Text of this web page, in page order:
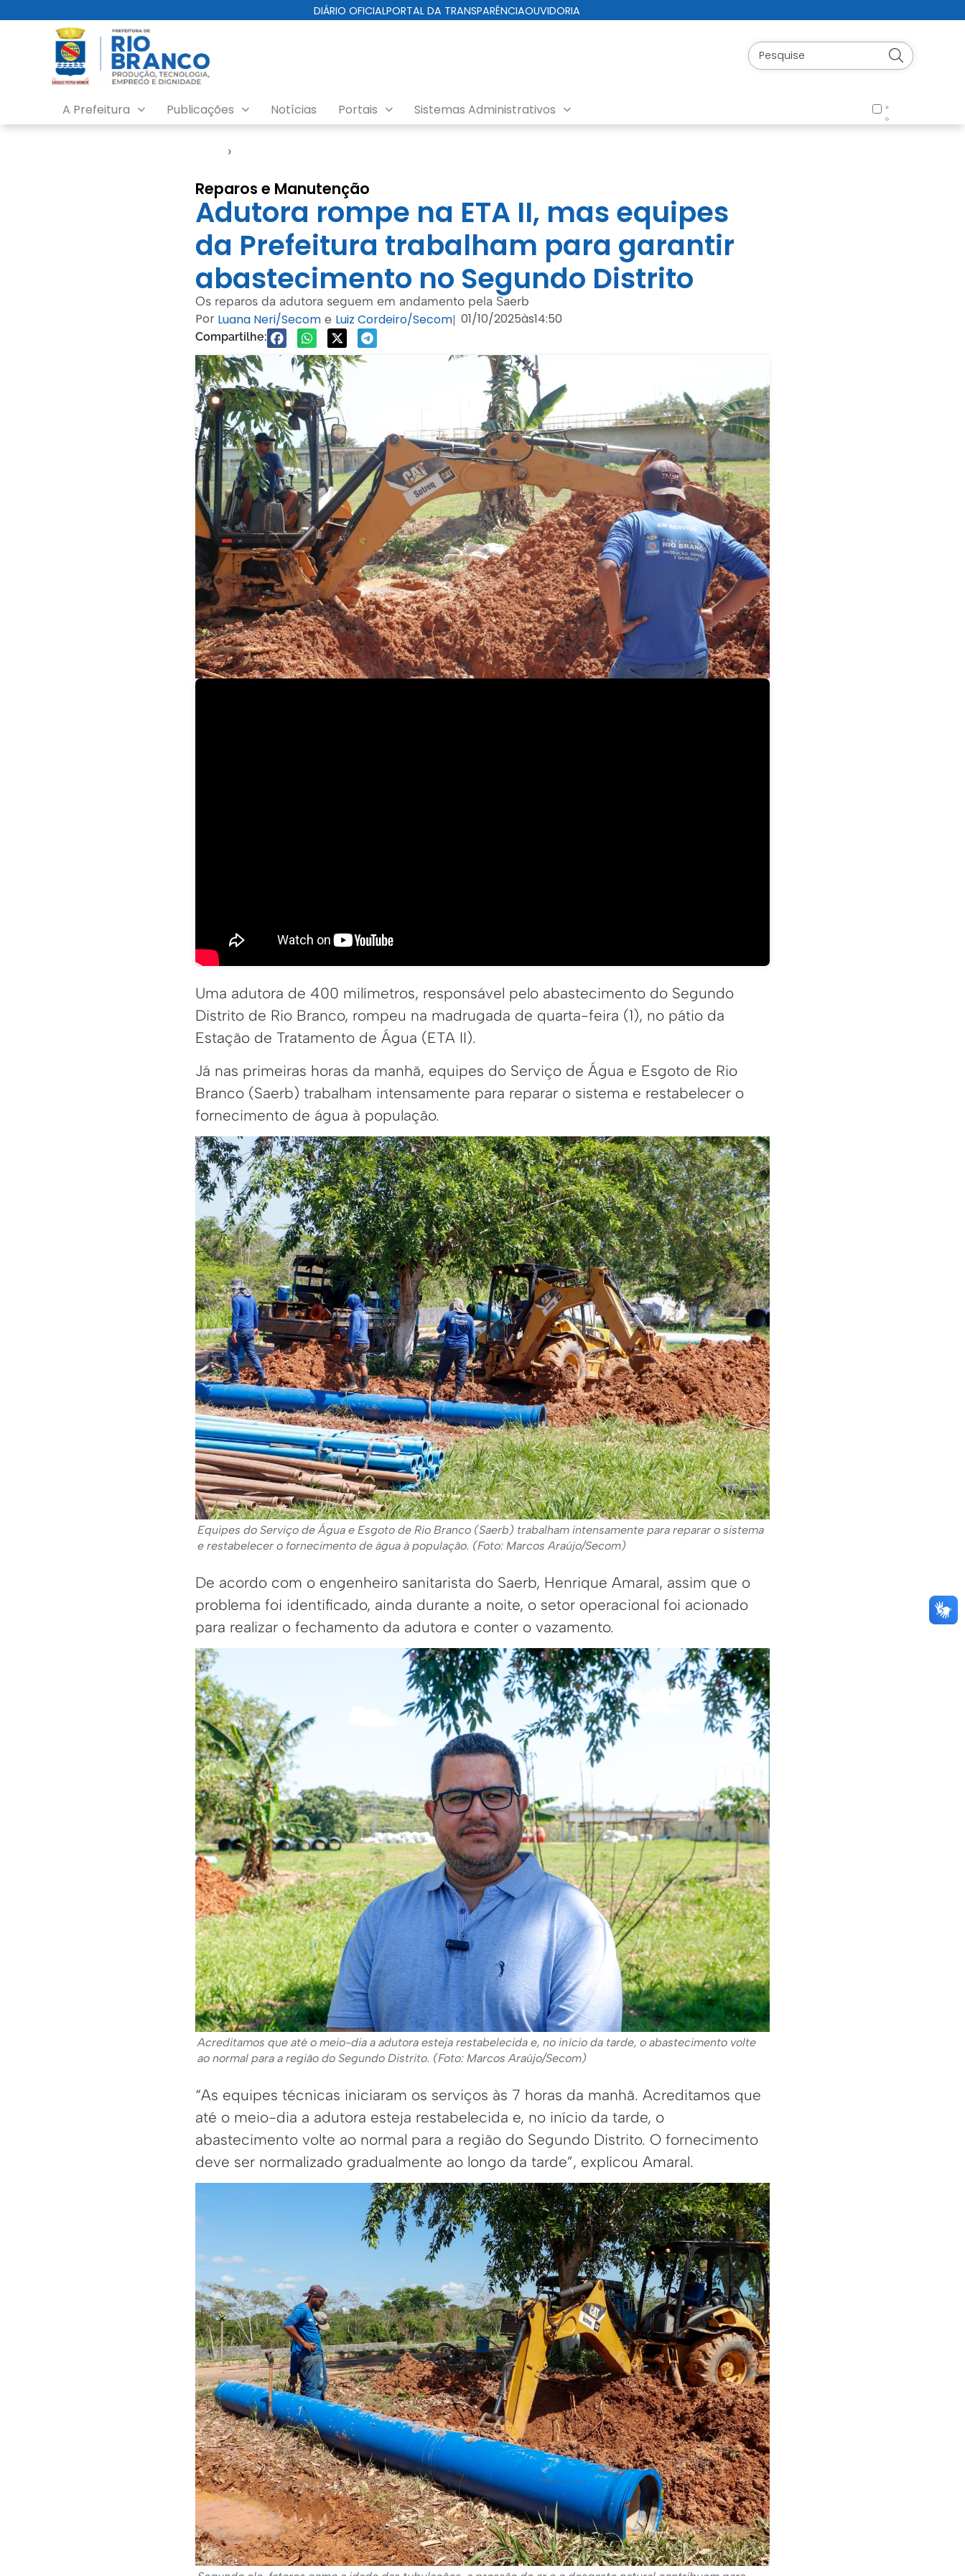
DIÁRIO OFICIALPORTAL DA TRANSPARÊNCIAOUVIDORIA
A Prefeitura Publicações Notícias Portais Sistemas Administrativos
›
Reparos e Manutenção
Adutora rompe na ETA II, mas equipes
da Prefeitura trabalham para garantir
abastecimento no Segundo Distrito
Os reparos da adutora seguem em andamento pela Saerb
Por Luana Neri/Secom e Luiz Cordeiro/Secom| 01/10/2025às14:50
Compartilhe:
Uma adutora de 400 milímetros, responsável pelo abastecimento do Segundo
Distrito de Rio Branco, rompeu na madrugada de quarta-feira (1), no pátio da
Estação de Tratamento de Água (ETA II).
Já nas primeiras horas da manhã, equipes do Serviço de Água e Esgoto de Rio
Branco (Saerb) trabalham intensamente para reparar o sistema e restabelecer o
fornecimento de água à população.
Equipes do Serviço de Água e Esgoto de Rio Branco (Saerb) trabalham intensamente para reparar o sistema
e restabelecer o fornecimento de água à população. (Foto: Marcos Araújo/Secom)
De acordo com o engenheiro sanitarista do Saerb, Henrique Amaral, assim que o
problema foi identificado, ainda durante a noite, o setor operacional foi acionado
para realizar o fechamento da adutora e conter o vazamento.
Acreditamos que até o meio-dia a adutora esteja restabelecida e, no início da tarde, o abastecimento volte
ao normal para a região do Segundo Distrito. (Foto: Marcos Araújo/Secom)
“As equipes técnicas iniciaram os serviços às 7 horas da manhã. Acreditamos que
até o meio-dia a adutora esteja restabelecida e, no início da tarde, o
abastecimento volte ao normal para a região do Segundo Distrito. O fornecimento
deve ser normalizado gradualmente ao longo da tarde”, explicou Amaral.